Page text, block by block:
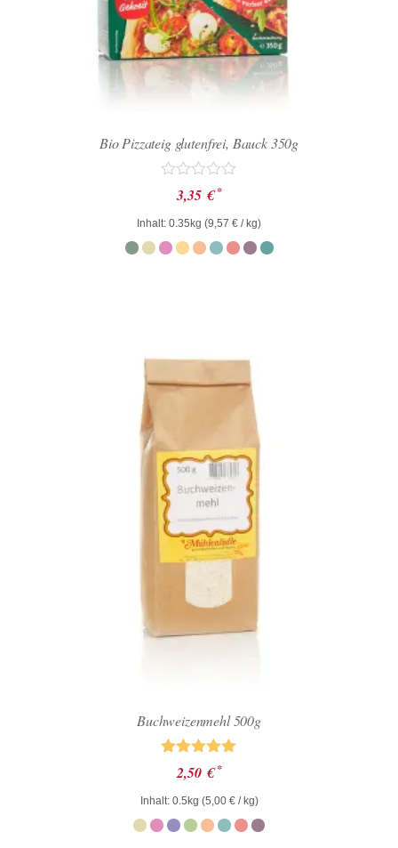
Bio Pizzateig glutenfrei, Bauck 350g
Bewertet
mit
0
von
5
3,35 € *
Inhalt: 0.35kg (9,57 € / kg)
Buchweizenmehl 500g
Bewertet mit
5.00
von 5
2,50 € *
Inhalt: 0.5kg (5,00 €/ kg)